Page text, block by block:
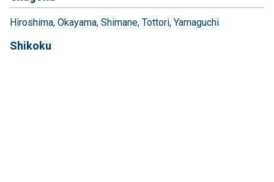
Hiroshima Okayama Shimane Tottori Yamaguchi
Shikoku